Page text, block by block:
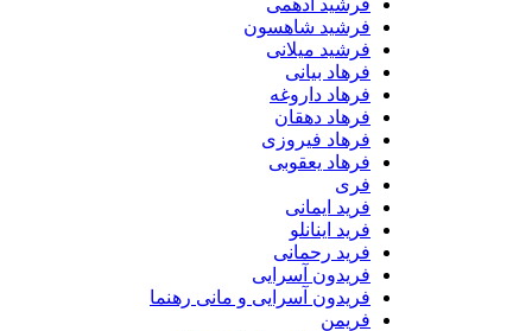
فرشید ادهمی
فرشید شاهسون
فرشید میلانی
فرهاد بیانی
فرهاد داروغه
فرهاد دهقان
فرهاد فیروزی
فرهاد یعقوبی
فرید ایمانی
فرید اینانلو
فرید رحمانی
فریدون آسرایی
فریدون آسرایی و مانی رهنما